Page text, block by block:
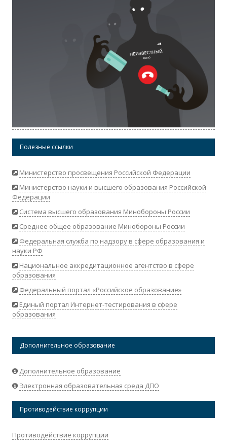
Полезные ссылки
Министерство просвещения Российской Федерации
Министерство науки и высшего образования Российской
Федерации
Система высшего образования Минобороны России
Среднее общее образование Минобороны России
Федеральная служба по надзору в сфере образования и
науки РФ
Национальное аккредитационное агентство в сфере
образования
Федеральный портал «Российское образование»
Единый портал Интернет-тестирования в сфере
образования
Дополнительное образование
Дополнительное образование
Электронная образовательная среда ДПО
Противодействие коррупции
Противодействие коррупции